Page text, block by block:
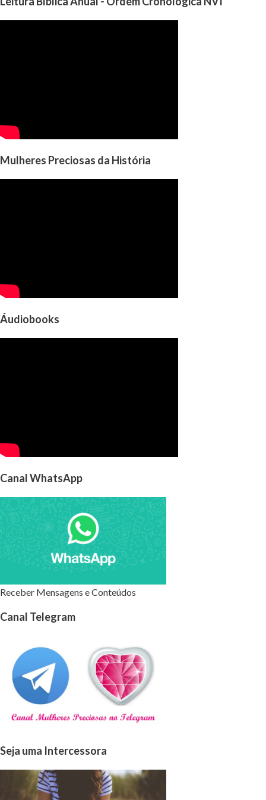
Mulheres Preciosas da História
Áudiobooks
Canal WhatsApp
Receber Mensagens e Conteúdos
Canal Telegram
Seja uma Intercessora